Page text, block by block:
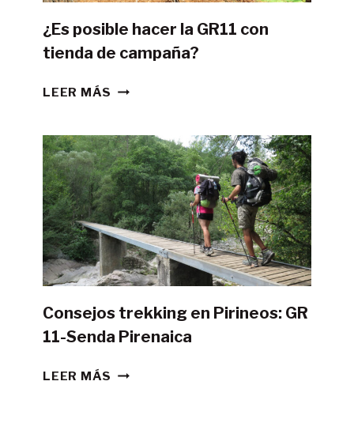
¿Es posible hacer la GR11 con
tienda de campaña?
LEER MÁS ¿ES
LA
GR11
CON
TIENDA
DE
CAMPAÑA?
Consejos trekking en Pirineos: GR
11-Senda Pirenaica
LEER MÁS CONSEJOS